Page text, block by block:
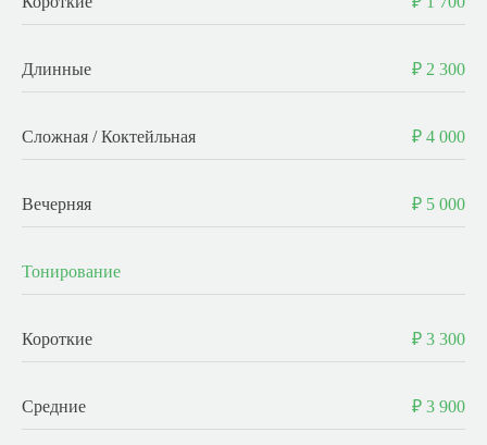
Длинные ₽ 2 300
Сложная / Коктейльная ₽ 4 000
Вечерняя ₽ 5 000
Тонирование
Короткие ₽ 3 300
Средние ₽ 3 900